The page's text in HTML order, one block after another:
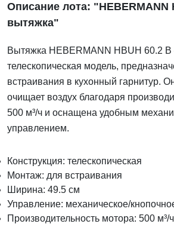
Описание лота: "HEBERMANN
вытяжка"
Вытяжка HEBERMANN HBUH 60.2
телескопическая модель,
встраивания в кухонный гарнитур.
очищает воздух благодаря
500 м³/ч и оснащена удобным
управлением.
Конструкция: телескопическая
Монтаж: для встраивания
Ширина: 49.5 см
Управление: механическое/
Производительность мотора: 500 м³/ч